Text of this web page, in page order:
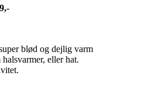
blød og dejlig varm
eller hat.